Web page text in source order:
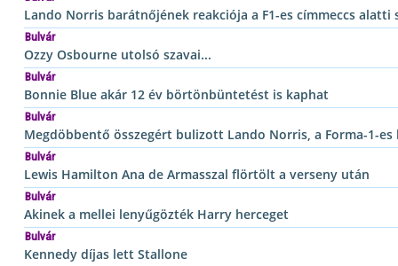
Lando Norris barátnőjének reakciója a F1-es címmeccs
Bulvár
Ozzy Osbourne utolsó szavai...
Bulvár
Bonnie Blue akár 12 év börtönbüntetést is kaphat
Bulvár
Megdöbbentő összegért bulizott Lando Norris, a Forma-1-es
Bulvár
Lewis Hamilton Ana de Armasszal flörtölt a verseny után
Bulvár
Akinek a mellei lenyűgözték Harry herceget
Bulvár
Kennedy díjas lett Stallone